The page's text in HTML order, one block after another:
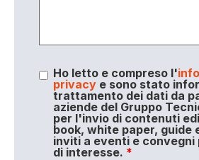
Ho letto e compreso l'
privacye sono stato
trattamento dei dati da
aziende del Gruppo
per l'invio di contenuti
book, white paper, guide
inviti a eventi e convegni
di interesse. *